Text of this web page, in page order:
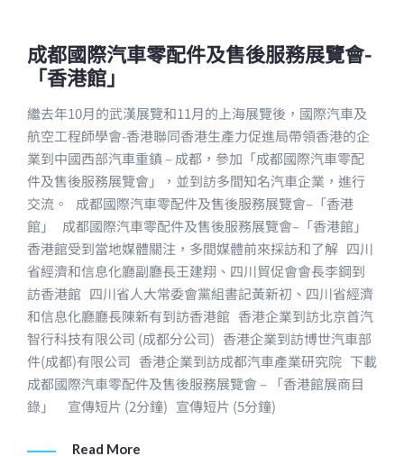
成都國際汽車零配件及售後服務展覽會-
「香港館」
繼去年10月的武漢展覽和11月的上海展覽後，國際汽車及
航空工程師學會-香港聯同香港生產力促進局帶領香港的企
業到中國西部汽車重鎮 – 成都，參加「成都國際汽車零配
件及售後服務展覽會」，並到訪多間知名汽車企業，進行
交流。 成都國際汽車零配件及售後服務展覽會–「香港
館」 成都國際汽車零配件及售後服務展覽會–「香港館」
香港館受到當地媒體關注，多間媒體前來採訪和了解 四川
省經濟和信息化廳副廳長王建翔、四川貿促會會長李鋼到
訪香港館 四川省人大常委會黨組書記黃新初、四川省經濟
和信息化廳廳長陳新有到訪香港館 香港企業到訪北京首汽
智行科技有限公司 (成都分公司) 香港企業到訪博世汽車部
件(成都)有限公司 香港企業到訪成都汽車產業研究院 下載
成都國際汽車零配件及售後服務展覽會 – 「香港館展商目
錄」 宣傳短片 (2分鐘) 宣傳短片 (5分鐘)
Read More